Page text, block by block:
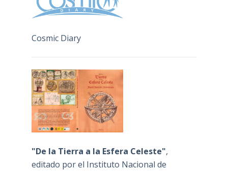
Cosmic Diary
"De la Tierra a la Esfera Celeste",
editado por el Instituto Nacional de